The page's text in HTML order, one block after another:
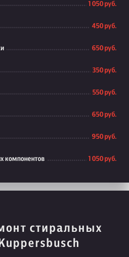
1 050 руб.
450 руб.
650 руб.
350 руб.
550 руб.
650 руб.
950 руб.
компонентов 1 050 руб.
стиральных